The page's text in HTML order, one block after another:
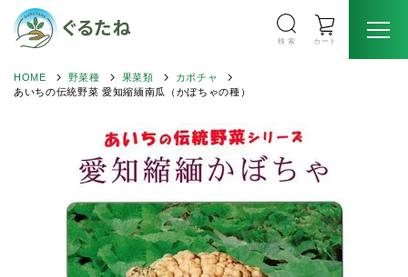
検 索 カート
HOME 野菜種 果菜類
カボチャ
あいちの伝統野菜 愛知縮緬南瓜（かぼちゃの種）